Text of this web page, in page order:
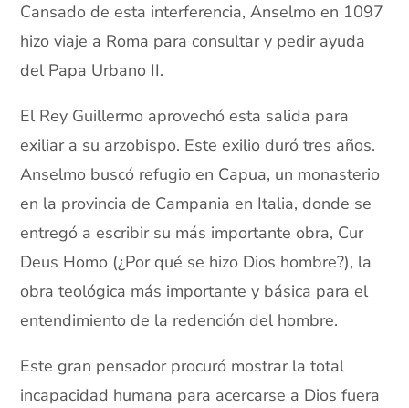
Cansado de esta interferencia, Anselmo en 1097
hizo viaje a Roma para consultar y pedir ayuda
del Papa Urbano II.
El Rey Guillermo aprovechó esta salida para
exiliar a su arzobispo. Este exilio duró tres años.
Anselmo buscó refugio en Capua, un monasterio
en la provincia de Campania en Italia, donde se
entregó a escribir su más importante obra, Cur
Deus Homo (¿Por qué se hizo Dios hombre?), la
obra teológica más importante y básica para el
entendimiento de la redención del hombre.
Este gran pensador procuró mostrar la total
incapacidad humana para acercarse a Dios fuera